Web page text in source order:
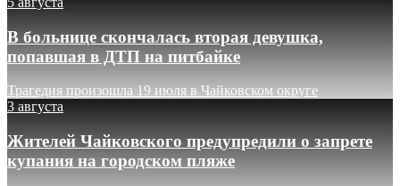
В больнице скончалась вторая девушка,
попавшая в ДТП на питбайке
Трагедия произошла 19 июля в Чайковском округе
3 августа
Жителей Чайковского предупредили о запрете
купания на городском пляже